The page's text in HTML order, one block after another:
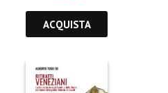
ACQUISTA